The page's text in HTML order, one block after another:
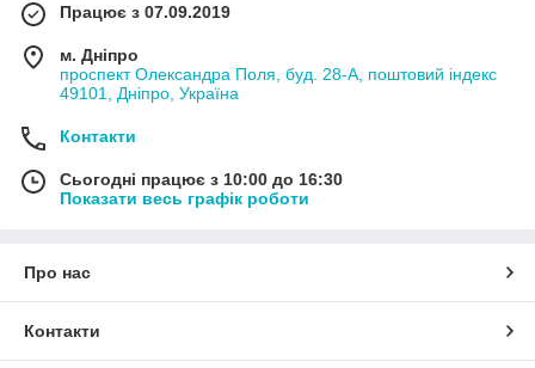
Працює з 07.09.2019
м. Дніпро
проспект Олександра Поля, буд. 28-А, поштовий індекс
49101, Дніпро, Україна
Контакти
Сьогодні працює з 10:00 до 16:30
Показати весь графік роботи
Про нас
Контакти